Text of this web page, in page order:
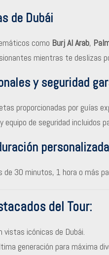
de Dubái
como Burj Al Arab,
mientras te deslizas
y seguridad
proporcionadas por guías
equipo de seguridad incluidos
de 30 minutos, 1 hora o más
del Tour:
vistas icónicas de Dubái.
generación para máxima